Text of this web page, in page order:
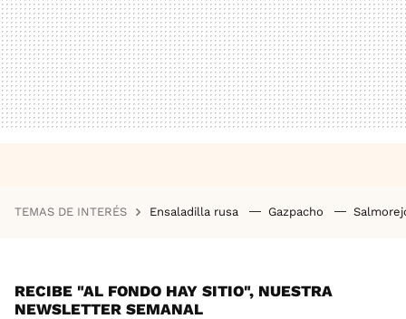
TEMAS DE INTERÉS Ensaladilla rusa Gazpacho
RECIBE "AL FONDO HAY SITIO", NUESTRA
NEWSLETTER SEMANAL